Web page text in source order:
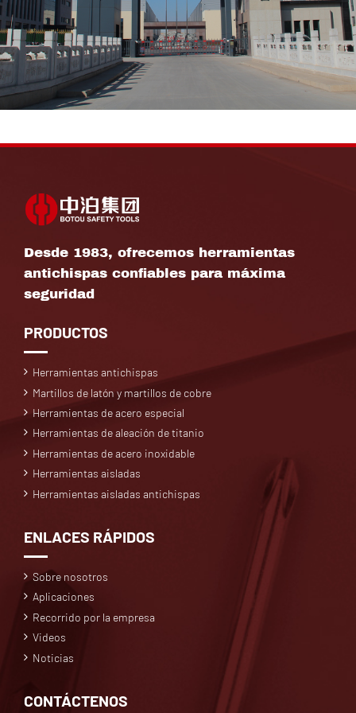
Desde 1983, ofrecemos herramientas
antichispas confiables para máxima
seguridad
PRODUCTOS
Herramientas antichispas
Martillos de latón y martillos de cobre
Herramientas de acero especial
Herramientas de aleación de titanio
Herramientas de acero inoxidable
Herramientas aisladas
Herramientas aisladas antichispas
ENLACES RÁPIDOS
Sobre nosotros
Aplicaciones
Recorrido por la empresa
Videos
Noticias
CONTÁCTENOS